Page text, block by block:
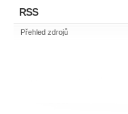
RSS
Přehled zdrojů